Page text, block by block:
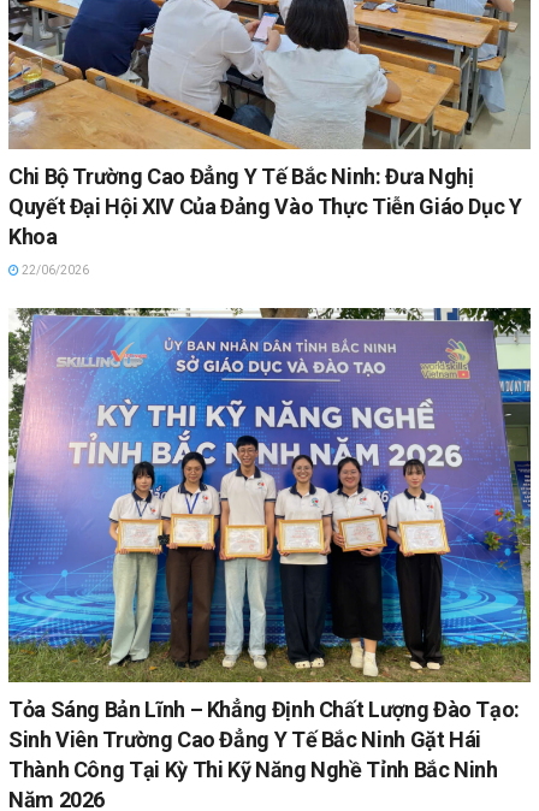
Chi Bộ Trường Cao Đẳng Y Tế Bắc Ninh: Đưa Nghị
Quyết Đại Hội XIV Của Đảng Vào Thực Tiễn Giáo Dục Y
Khoa
22/06/2026
Tỏa Sáng Bản Lĩnh – Khẳng Định Chất Lượng Đào Tạo:
Sinh Viên Trường Cao Đẳng Y Tế Bắc Ninh Gặt Hái
Thành Công Tại Kỳ Thi Kỹ Năng Nghề Tỉnh Bắc Ninh
Năm 2026